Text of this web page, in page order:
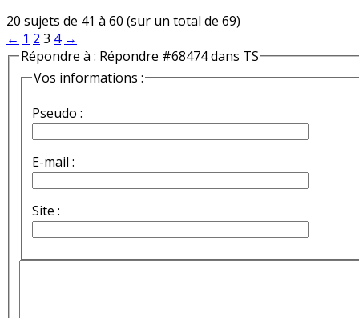
20 sujets de 41 à 60 (sur un total de 69)
← 1 2 3 4 →
Répondre à : Répondre #68474 dans TS
Vos informations :
Pseudo :
E-mail :
Site :